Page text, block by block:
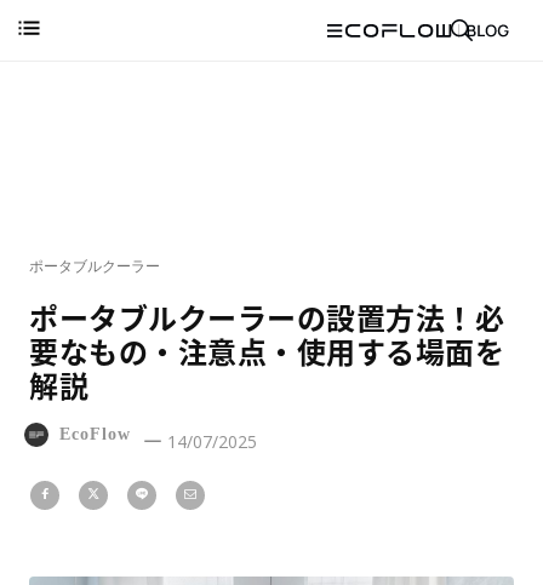
ポータブルクーラー
ポータブルクーラーの設置方法！必
要なもの・注意点・使用する場面を
解説
EcoFlow 14/07/2025